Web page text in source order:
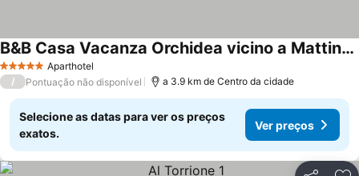
5 Estrelas Aparthotel
B&B Casa Vacanza Orchidea vicino a Mattinata Gargano
/ Pontuação não disponível a 3.9 km de Centro da cidade
Selecione as datas para ver os preços
exatos.
Ver preços